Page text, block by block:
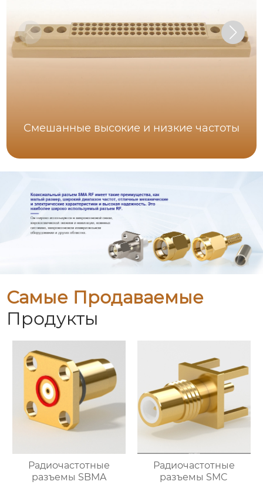
Смешанные высокие и низкие частоты
Самые Продаваемые
Продукты
Радиочастотные
разъемы SBMA
Радиочастотные
разъемы SMC